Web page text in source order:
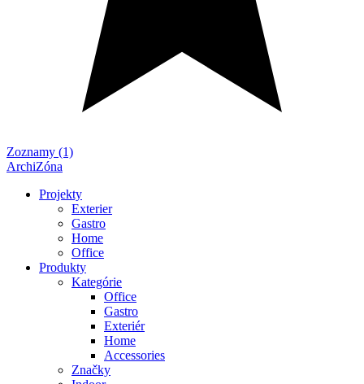
Zoznamy (1)
ArchiZóna
Projekty
Exterier
Gastro
Home
Office
Produkty
Kategórie
Office
Gastro
Exteriér
Home
Accessories
Značky